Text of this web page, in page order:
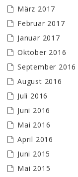
März 2017
Februar 2017
Januar 2017
Oktober 2016
September 2016
August 2016
Juli 2016
Juni 2016
Mai 2016
April 2016
Juni 2015
Mai 2015